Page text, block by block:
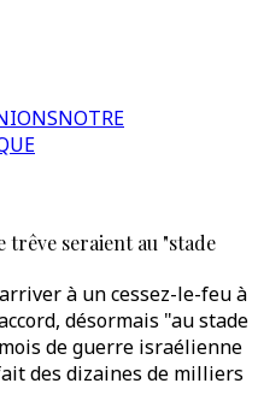
NOTRE
trêve seraient au "stade
à un cessez-le-feu à
désormais "au stade
de guerre israélienne
des dizaines de milliers